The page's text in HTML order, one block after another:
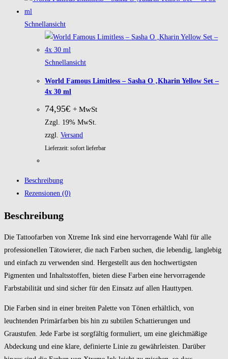
Schnellansicht
Schnellansicht
World Famous Limitless – Sasha O ‚Kharin Yellow Set –
4x 30 ml
74,95€ + MwSt
Zzgl. 19% MwSt.
zzgl. Versand
Lieferzeit: sofort lieferbar
Beschreibung
Rezensionen (0)
Beschreibung
Die Tattoofarben von Xtreme Ink sind eine hervorragende Wahl für alle
professionellen Tätowierer, die nach Farben suchen, die lebendig, langlebig
und einfach zu verwenden sind. Hergestellt aus den hochwertigsten
Pigmenten und Inhaltsstoffen, bieten diese Farben eine hervorragende
Farbstabilität und sind sicher für den Einsatz auf allen Hauttypen.
Die Farben sind in einer breiten Palette von Tönen erhältlich, von
leuchtenden Primärfarben bis hin zu subtilen Schattierungen und
Graustufen. Jede Farbe ist sorgfältig formuliert, um eine gleichmäßige
Abdeckung und eine klare, definierte Linie zu gewährleisten. Darüber